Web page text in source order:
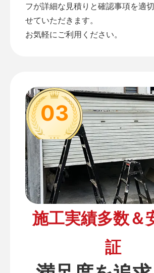
フが詳細な見積りと確認事項を適
せていただきます。
お気軽にご利用ください。
03
施工実績多数＆
証